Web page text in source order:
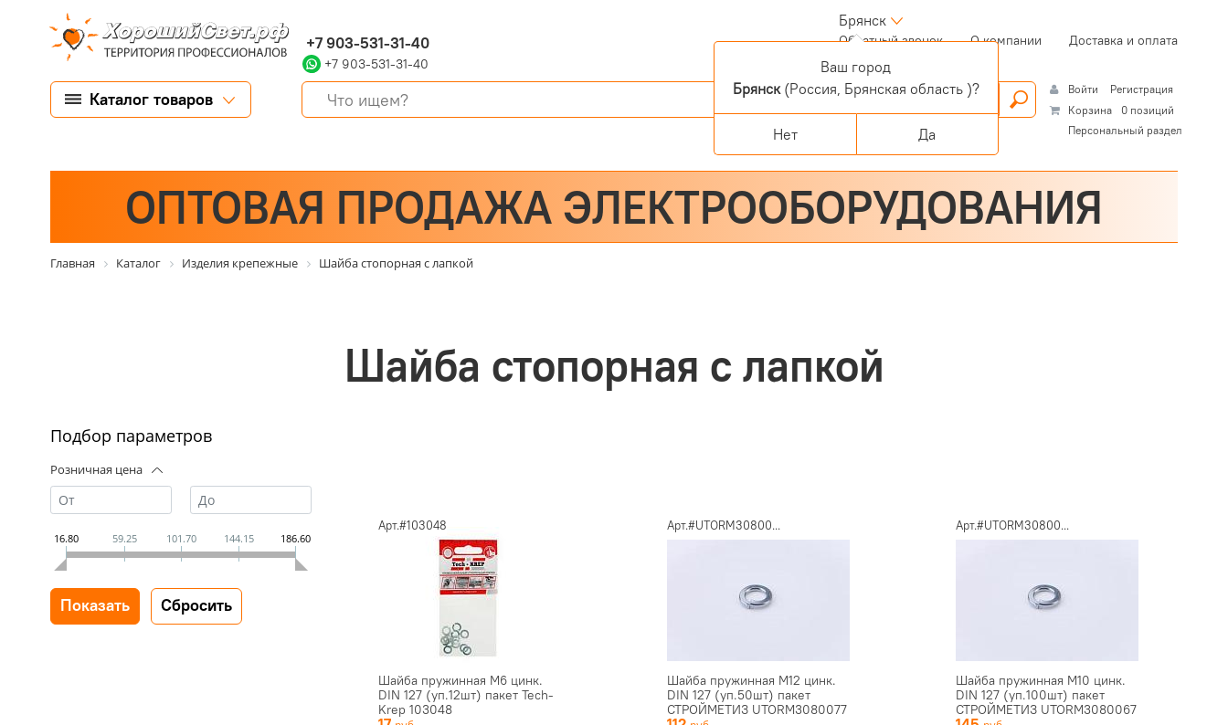
+7 903-531-31-40
+7 903-531-31-40
Брянск
Обратный звонок(current)О компании Доставка и оплата
Каталог товаров Войти
Регистрация
Корзина
0 позиций
Персональный раздел
ОПТОВАЯ ПРОДАЖА ЭЛЕКТРООБОРУДОВАНИЯ
Главная Каталог Изделия крепежные Шайба стопорная с лапкой
Шайба стопорная с лапкой
Подбор параметров
Розничная цена
16.80 59.25 101.70 144.15 186.60
Арт.#103048
Шайба пружинная М6 цинк.
DIN 127 (уп.12шт) пакет Tech-
Krep 103048
Арт.#UTORM30800...
Шайба пружинная М12 цинк.
DIN 127 (уп.50шт) пакет
СТРОЙМЕТИЗ UTORM3080077
Арт.#UTORM30800...
Шайба пружинная М10 цинк.
DIN 127 (уп.100шт) пакет
СТРОЙМЕТИЗ UTORM3080067
Ваш город
Брянск(Россия, Брянская область )?
Нет Да